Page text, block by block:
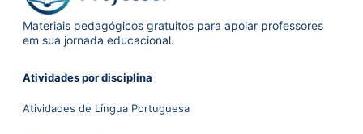
Materiais pedagógicos gratuitos para apoiar professores
em sua jornada educacional.
Atividades por disciplina
Atividades de Língua Portuguesa